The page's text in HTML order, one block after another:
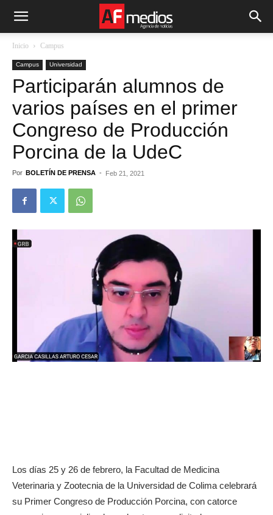
Inicio Campus
Campus Universidad
Participarán alumnos de
varios países en el primer
Congreso de Producción
Porcina de la UdeC
Por BOLETÍN DE PRENSA - Feb 21, 2021
Los días 25 y 26 de febrero, la Facultad de Medicina
Veterinaria y Zootecnia de la Universidad de Colima celebrará
su Primer Congreso de Producción Porcina, con catorce